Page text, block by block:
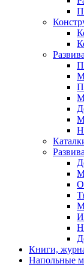
Книги,
Напольные